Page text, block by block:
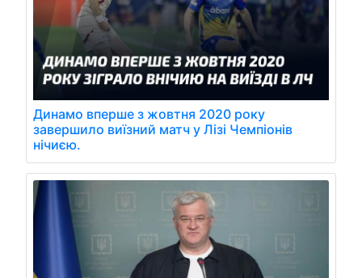
Динамо вперше з жовтня 2020 року
завершило виїзний матч у Лізі Чемпіонів
нічиєю.